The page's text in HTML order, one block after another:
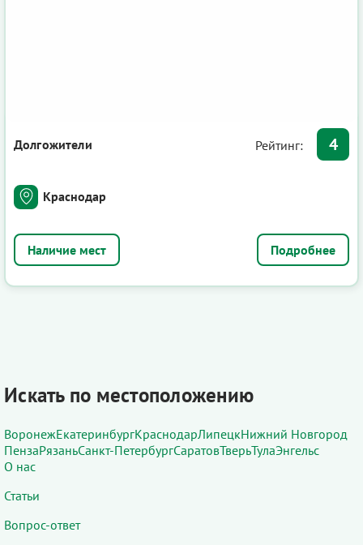
Долгожители Рейтинг: 4
Краснодар
Подробнее
Искать по местоположению
ВоронежЕкатеринбургКраснодарЛипецкНижний Новгород
ПензаРязаньСанкт-ПетербургСаратовТверьТулаЭнгельс
О нас
Статьи
Вопрос-ответ